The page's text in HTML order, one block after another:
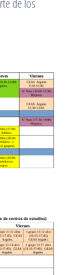
de los